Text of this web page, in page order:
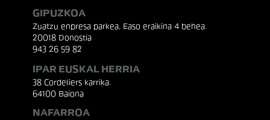
GIPUZKOA
Zuatzu enpresa parkea, Easo eraikina 4 behea.
20018 Donostia
943 26 59 82
IPAR EUSKAL HERRIA
38 Cordeliers karrika.
64100 Baiona
NAFARROA